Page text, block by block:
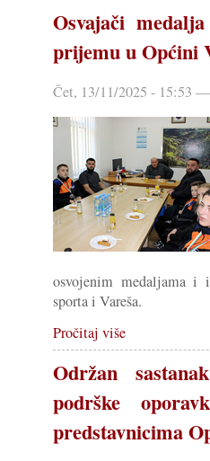
Osvajači
prijemu u Općini
Čet, 13/11/2025 - 15:53
osvojenim medaljama i
sporta i Vareša.
Pročitaj više
Održan
podrške
predstavnicima